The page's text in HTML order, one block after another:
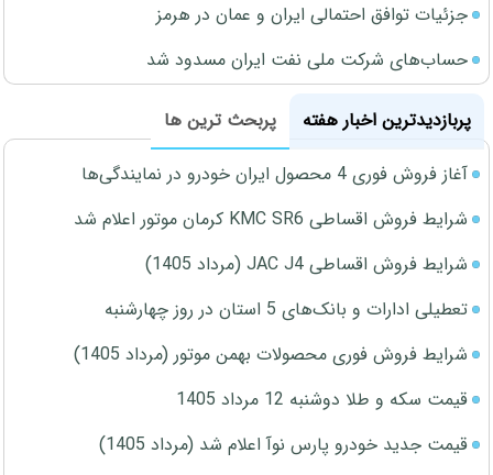
جزئیات توافق احتمالی ایران و عمان در هرمز
حساب‌های شرکت ملی نفت ایران مسدود شد
پربازدیدترین اخبار هفته
پربحث ترین ها
آغاز فروش فوری 4 محصول ایران خودرو در نمایندگی‌ها
شرایط فروش اقساطی KMC SR6 کرمان موتور اعلام شد
شرایط فروش اقساطی JAC J4 (مرداد 1405)
تعطیلی ادارات و بانک‌های 5 استان در روز چهارشنبه
شرایط فروش فوری محصولات بهمن موتور (مرداد 1405)
قیمت سکه و طلا دوشنبه 12 مرداد 1405
قیمت جدید خودرو پارس نوآ اعلام شد (مرداد 1405)